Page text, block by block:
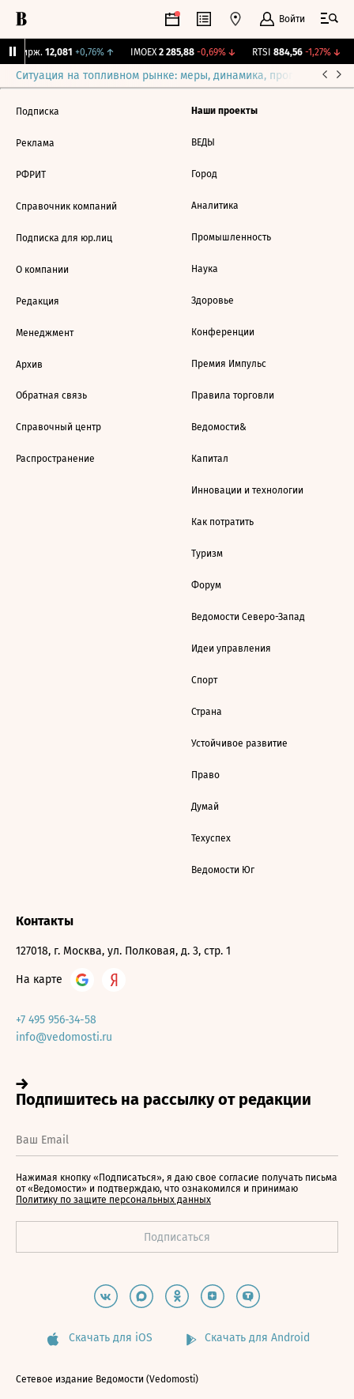
Войти
Бирж. 12,081 +0,76%↑ IMOEX 2 285,88 -0,69%↓ RTSI 884,56 -1,27%↓
Ситуация на топливном рынке: меры, динамика, прогнозы
Подписка
Реклама
РФРИТ
Справочник компаний
Подписка для юр.лиц
О компании
Редакция
Менеджмент
Архив
Обратная связь
Справочный центр
Распространение
Наши проекты
ВЕДЫ
Город
Аналитика
Промышленность
Наука
Здоровье
Конференции
Премия Импульс
Правила торговли
Ведомости&
Капитал
Инновации и технологии
Как потратить
Туризм
Форум
Ведомости Северо-Запад
Идеи управления
Спорт
Страна
Устойчивое развитие
Право
Думай
Техуспех
Ведомости Юг
Контакты
127018, г. Москва, ул. Полковая, д. 3, стр. 1
На карте
+7 495 956-34-58
info@vedomosti.ru
Нажимая кнопку «Подписаться», я даю свое согласие получать письма
от «Ведомости» и подтверждаю, что ознакомился и принимаю
Политику по защите персональных данных
Скачать для iOS Скачать для Android
Сетевое издание Ведомости (Vedomosti)